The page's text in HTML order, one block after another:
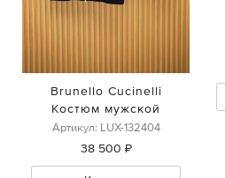
Brunello Cucinelli
Костюм мужской
Артикул: LUX-132404
38 500 ₽